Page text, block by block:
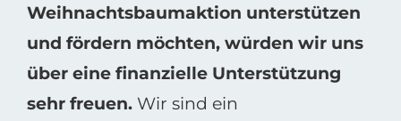
Weihnachtsbaumaktion unterstützen
und fördern möchten, würden wir uns
über eine finanzielle Unterstützung
sehr freuen.Wir sind ein